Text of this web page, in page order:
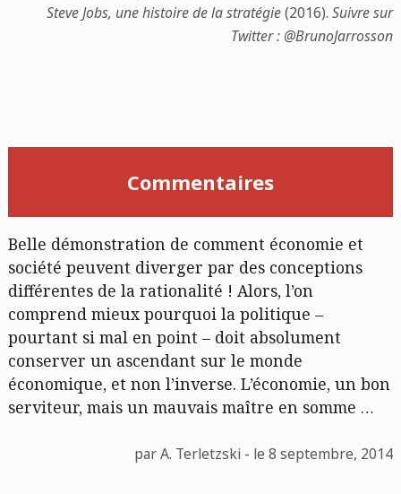
Steve Jobs, une histoire de la stratégie(2016).Suivre sur
Twitter : @BrunoJarrosson
Commentaires
Belle démonstration de comment économie et
société peuvent diverger par des conceptions
différentes de la rationalité ! Alors, l’on
comprend mieux pourquoi la politique –
pourtant si mal en point – doit absolument
conserver un ascendant sur le monde
économique, et non l’inverse. L’économie, un bon
serviteur, mais un mauvais maître en somme …
par A. Terletzski - le 8 septembre, 2014